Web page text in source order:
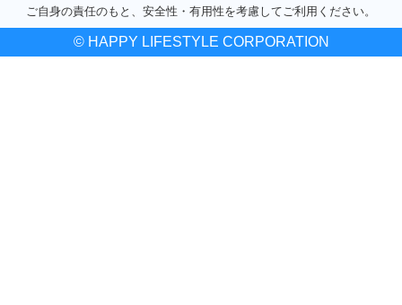
ご自身の責任のもと、安全性・有用性を考慮してご利用ください。
© HAPPY LIFESTYLE CORPORATION